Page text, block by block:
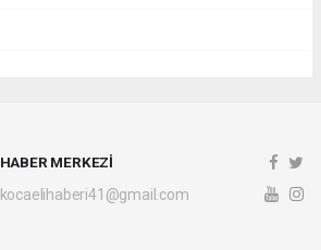
HABER MERKEZİ
kocaelihaberi41@gmail.com